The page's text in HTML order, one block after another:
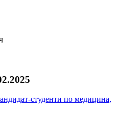
студенти по медицина,